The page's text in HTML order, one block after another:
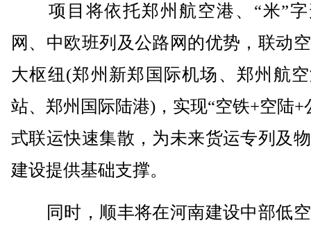
项目将依托郑州航空港、“米”字
网、中欧班列及公路网的优势，联动
大枢纽(郑州新郑国际机场、郑州航
站、郑州国际陆港)，实现“空铁+空陆+
式联运快速集散，为未来货运专列及
建设提供基础支撑。
同时，顺丰将在河南建设中部低